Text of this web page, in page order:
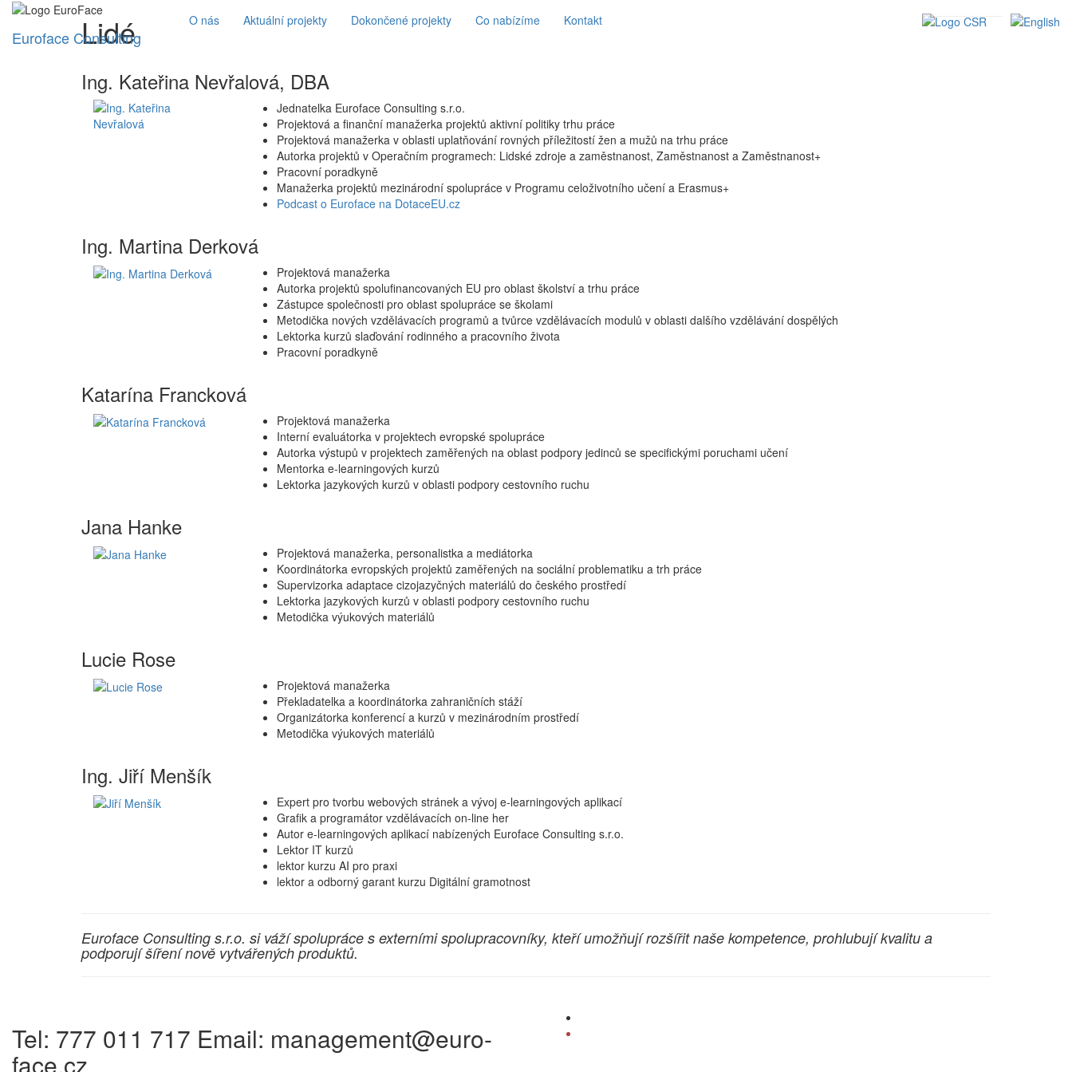
Euroface Consulting
O nás Aktuální projekty Dokončené projekty Co nabízíme Kontakt
Lidé
Ing. Kateřina Nevřalová, DBA
Jednatelka Euroface Consulting s.r.o.
Projektová a finanční manažerka projektů aktivní politiky trhu práce
Projektová manažerka v oblasti uplatňování rovných příležitostí žen a mužů na trhu práce
Autorka projektů v Operačním programech: Lidské zdroje a zaměstnanost, Zaměstnanost a Zaměstnanost+
Pracovní poradkyně
Manažerka projektů mezinárodní spolupráce v Programu celoživotního učení a Erasmus+
Podcast o Euroface na DotaceEU.cz
Ing. Martina Derková
Projektová manažerka
Autorka projektů spolufinancovaných EU pro oblast školství a trhu práce
Zástupce společnosti pro oblast spolupráce se školami
Metodička nových vzdělávacích programů a tvůrce vzdělávacích modulů v oblasti dalšího vzdělávání dospělých
Lektorka kurzů slaďování rodinného a pracovního života
Pracovní poradkyně
Katarína Francková
Projektová manažerka
Interní evaluátorka v projektech evropské spolupráce
Autorka výstupů v projektech zaměřených na oblast podpory jedinců se specifickými poruchami učení
Mentorka e-learningových kurzů
Lektorka jazykových kurzů v oblasti podpory cestovního ruchu
Jana Hanke
Projektová manažerka, personalistka a mediátorka
Koordinátorka evropských projektů zaměřených na sociální problematiku a trh práce
Supervizorka adaptace cizojazyčných materiálů do českého prostředí
Lektorka jazykových kurzů v oblasti podpory cestovního ruchu
Metodička výukových materiálů
Lucie Rose
Projektová manažerka
Překladatelka a koordinátorka zahraničních stáží
Organizátorka konferencí a kurzů v mezinárodním prostředí
Metodička výukových materiálů
Ing. Jiří Menšík
Expert pro tvorbu webových stránek a vývoj e-learningových aplikací
Grafik a programátor vzdělávacích on-line her
Autor e-learningových aplikací nabízených Euroface Consulting s.r.o.
Lektor IT kurzů
lektor kurzu AI pro praxi
lektor a odborný garant kurzu Digitální gramotnost
Euroface Consulting s.r.o. si váží spolupráce s externími spolupracovníky, kteří umožňují rozšířit naše kompetence, prohlubují kvalitu a
podporují šíření nově vytvářených produktů.
Tel: 777 011 717 Email: management@euro-
face.cz